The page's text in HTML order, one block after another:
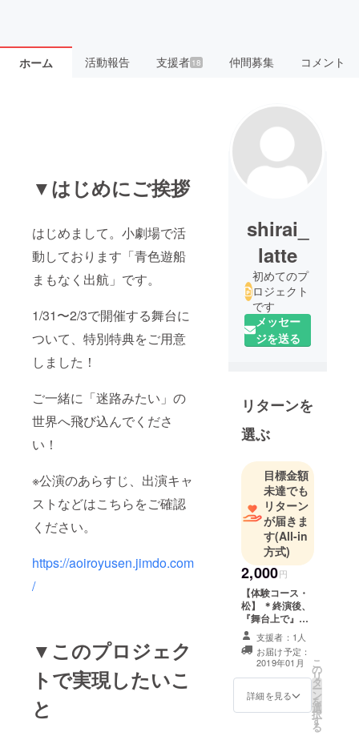
ホーム 活動報告 支援者 18 仲間募集 コメント
▼はじめにご挨拶
はじめまして。小劇場で活
動しております「青色遊船
まもなく出航」です。
1/31〜2/3で開催する舞台に
ついて、特別特典をご用意
しました！
ご一緒に「迷路みたい」の
世界へ飛び込んでくださ
い！
※公演のあらすじ、出演キャ
ストなどはこちらをご確認
ください。
https://aoiroyusen.jimdo.com
/
▼このプロジェク
トで実現したいこ
と
shirai_
latte
初めてのプ
ロジェクト
です
メッセー
ジを送る
リターンを
選ぶ
目標金額
未達でも
リターン
が届きま
す(All-in
方式)
2,000円
【体験コース・
松】 ＊終演後、
『舞台上で』
キャスト全員と
記念撮影（２
ポーズ） （終演
後、他のお客様
のご退出後とな
りますので、30
支援者：1人
お届け予定：
2019年01月
詳細を見る
こ
の
リ
タ
ー
ン
を
選
択
す
る